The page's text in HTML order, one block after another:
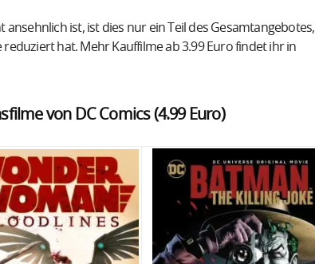
ist, ist dies nur ein Teil des Gesamtangebotes,
hat. Mehr Kauffilme ab 3.99 Euro findet ihr in
von DC Comics (4.99 Euro)